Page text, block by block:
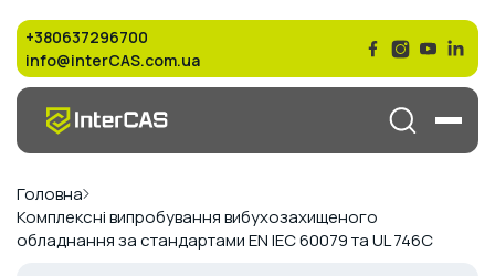
+380637296700
info@interCAS.com.ua
Головна
Комплексні випробування вибухозахищеного
обладнання за стандартами EN IEC 60079 та UL 746C